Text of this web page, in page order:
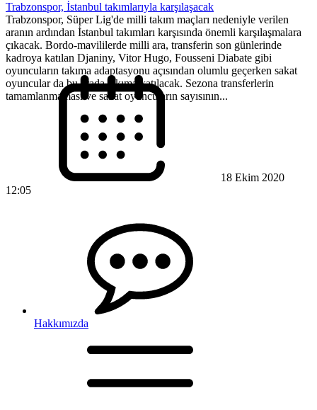
Trabzonspor, İstanbul takımlarıyla karşılaşacak
Trabzonspor, Süper Lig'de milli takım maçları nedeniyle verilen
aranın ardından İstanbul takımları karşısında önemli karşılaşmalara
çıkacak. Bordo-mavililerde milli ara, transferin son günlerinde
kadroya katılan Djaniny, Vitor Hugo, Fousseni Diabate gibi
oyuncuların takıma adaptasyonu açısından olumlu geçerken sakat
oyuncular da bu arada takıma katılacak. Sezona transferlerin
tamamlanmaması ve sakat oyuncuların sayısının...
18 Ekim 2020
12:05
Hakkımızda